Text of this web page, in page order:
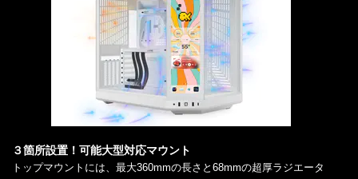
３箇所設置！可能大型対応マウント
トップマウントには、最大360mmの長さと68mmの超厚ラジエータ